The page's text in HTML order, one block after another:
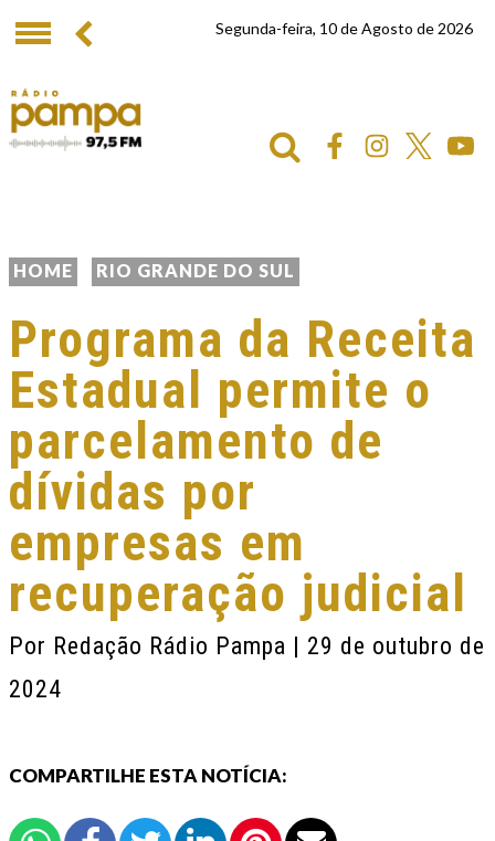
Segunda-feira, 10 de Agosto de 2026
HOME RIO GRANDE DO SUL
Programa da Receita
Estadual permite o
parcelamento de
dívidas por
empresas em
recuperação judicial
Por Redação Rádio Pampa | 29 de outubro de
2024
COMPARTILHE ESTA NOTÍCIA: